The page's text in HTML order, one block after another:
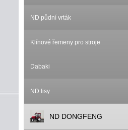
ND půdní vrták
Klínové řemeny pro stroje
Dabaki
ND lisy
ND DONGFENG